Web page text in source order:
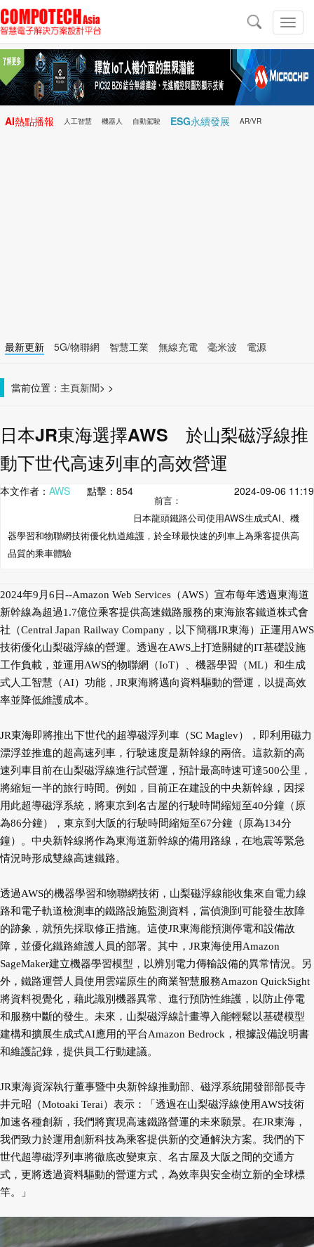
切
換
導
導
航
AI熱點播報 人工智慧 機器人 自動駕駛 ESG永續發展 AR/VR
最新更新 5G/物聯網 智慧工業 無線充電 毫米波
電源
當前位置： 主頁 >
新聞 >
日本JR東海選擇AWS 於山梨磁浮線推
動下世代高速列車的高效營運
本文作者： AWS 點擊： 854 2024-09-06 11:19
前言：
日本龍頭鐵路公司使用AWS生成式AI、機
器學習和物聯網技術優化軌道維護，於全球最快速的列車上為乘客提供高
品質的乘車體驗
2024年9月6日--Amazon Web Services（AWS）宣布每年透過東海道
新幹線為超過1.7億位乘客提供高速鐵路服務的東海旅客鐵道株式會
社（Central Japan Railway Company，以下簡稱JR東海）正運用AWS
技術優化山梨磁浮線的營運。透過在AWS上打造關鍵的IT基礎設施
工作負載，並運用AWS的物聯網（IoT）、機器學習（ML）和生成
式人工智慧（AI）功能，JR東海將邁向資料驅動的營運，以提高效
率並降低維護成本。
JR東海即將推出下世代的超導磁浮列車（SC Maglev），即利用磁力
漂浮並推進的超高速列車，行駛速度是新幹線的兩倍。這款新的高
速列車目前在山梨磁浮線進行試營運，預計最高時速可達500公里，
將縮短一半的旅行時間。例如，目前正在建設的中央新幹線，因採
用此超導磁浮系統，將東京到名古屋的行駛時間縮短至40分鐘（原
為86分鐘），東京到大阪的行駛時間縮短至67分鐘（原為134分
鐘）。中央新幹線將作為東海道新幹線的備用路線，在地震等緊急
情況時形成雙線高速鐵路。
透過AWS的機器學習和物聯網技術，山梨磁浮線能收集來自電力線
路和電子軌道檢測車的鐵路設施監測資料，當偵測到可能發生故障
的跡象，就預先採取修正措施。這使JR東海能預測停電和設備故
障，並優化鐵路維護人員的部署。其中，JR東海使用Amazon
SageMaker建立機器學習模型，以辨別電力傳輸設備的異常情況。另
外，鐵路運營人員使用雲端原生的商業智慧服務Amazon QuickSight
將資料視覺化，藉此識別機器異常、進行預防性維護，以防止停電
和服務中斷的發生。未來，山梨磁浮線計畫導入能輕鬆以基礎模型
建構和擴展生成式AI應用的平台Amazon Bedrock，根據設備說明書
和維護記錄，提供員工行動建議。
JR東海資深執行董事暨中央新幹線推動部、磁浮系統開發部部長寺
井元昭（Motoaki Terai）表示：「透過在山梨磁浮線使用AWS技術
加速各種創新，我們將實現高速鐵路營運的未來願景。在JR東海，
我們致力於運用創新科技為乘客提供新的交通解決方案。我們的下
世代超導磁浮列車將徹底改變東京、名古屋及大阪之間的交通方
式，更將透過資料驅動的營運方式，為效率與安全樹立新的全球標
竿。」